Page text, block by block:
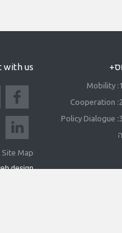
with us
Site Map
design